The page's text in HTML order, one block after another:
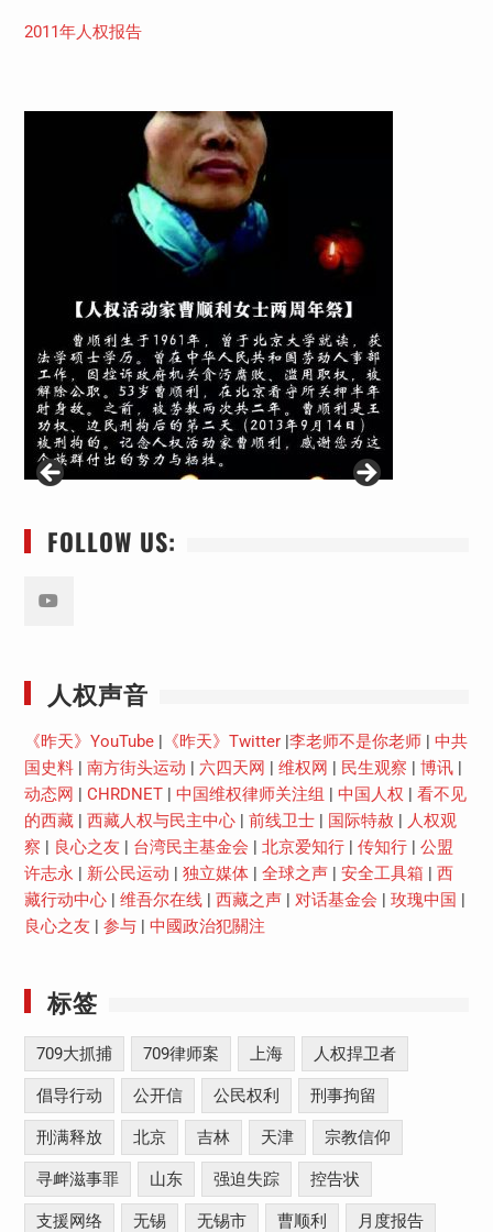
2011年人权报告
FOLLOW US:
人权声音
《昨天》YouTube| 《昨天》Twitter|李老师不是你老师| 中共
国史料| 南方街头运动 | 六四天网 | 维权网 | 民生观察 | 博讯|
动态网 | CHRDNET| 中国维权律师关注组 | 中国人权 | 看不见
的西藏| 西藏人权与民主中心| 前线卫士| 国际特赦 | 人权观
察 | 良心之友 | 台湾民主基金会 | 北京爱知行| 传知行| 公盟
许志永 | 新公民运动 | 独立媒体| 全球之声| 安全工具箱 | 西
藏行动中心| 维吾尔在线| 西藏之声| 对话基金会 | 玫瑰中国 |
良心之友 | 参与| 中國政治犯關注
标签
709大抓捕 709律师案 上海 人权捍卫者
倡导行动 公开信 公民权利 刑事拘留
刑满释放 北京 吉林 天津 宗教信仰
寻衅滋事罪 山东 强迫失踪 控告状
支援网络 无锡 无锡市 曹顺利 月度报告